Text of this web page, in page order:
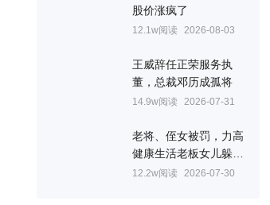
股价涨疯了
12.1w阅读 2026-08-03
王威辞任正荣服务执
董，总裁邓历成孤将
14.9w阅读 2026-07-31
老将、侄女被罚，力高
健康生活老板女儿躲过
一劫
12.2w阅读 2026-07-30